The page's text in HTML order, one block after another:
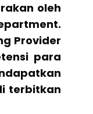
oleh
Provider
para
terbitkan